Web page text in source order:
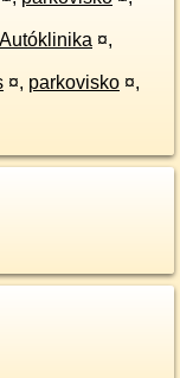
¤,
¤, parkovisko ¤,